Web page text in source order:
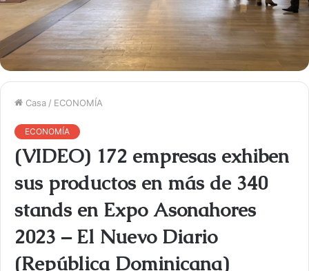
Casa / ECONOMÍA
ECONOMÍA
(VIDEO) 172 empresas exhiben
sus productos en más de 340
stands en Expo Asonahores
2023 – El Nuevo Diario
(República Dominicana)